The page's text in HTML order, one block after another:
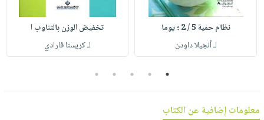
صابون
أطفال
مناسبات
فيديوهات
أسئلة
طرحها
نيل
وفرات
عربة
التسوق
نشرة
نظام حمية 5 / 2 ؛ يوما
لـ أنجيلا داودن
تخفيض الوزن بالتناوب ا
لـ كريستا فارادي
1
2
3
4
5
معلومات إضافية عن الكتاب